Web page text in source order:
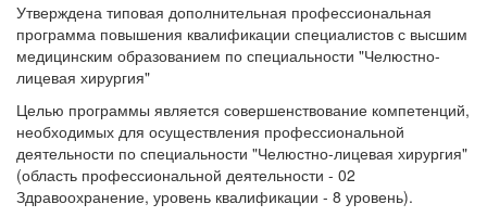
Утверждена типовая дополнительная профессиональная
программа повышения квалификации специалистов с высшим
медицинским образованием по специальности "Челюстно-
лицевая хирургия"
Целью программы является совершенствование компетенций,
необходимых для осуществления профессиональной
деятельности по специальности "Челюстно-лицевая хирургия"
(область профессиональной деятельности - 02
Здравоохранение, уровень квалификации - 8 уровень).